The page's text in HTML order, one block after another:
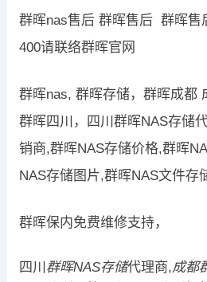
群晖nas售后 群晖售后 群晖
400请联络群晖官网
群晖nas, 群晖存储，群晖成都
群晖四川，四川群晖NAS存储
销商,群晖NAS存储价格,群晖
NAS存储图片,群晖NAS文件存
群晖保内免费维修支持，
四川 群晖NAS存储代理商,成都